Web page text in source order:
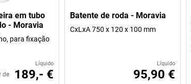
em tubo
- Moravia
para fixação
Líquido
de 189,- €
Batente de roda - Moravia
CxLxA 750 x 120 x 100 mm
Líquido
95,90 €